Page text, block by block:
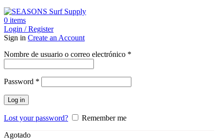
0 items
Login / Register
Sign in Create an Account
Nombre de usuario o correo electrónico *
Password *
Log in
Lost your password? Remember me
Agotado